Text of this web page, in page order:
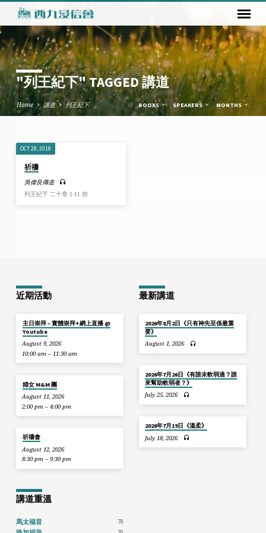
"列王紀下" TAGGED 講道
Home 講道 列王紀下 BOOKS SPEAKERS MONTHS
"列
王
紀
OCT 28, 2018
祈禱
吳偉良傳道
列王紀下 二十章 1-11 節
近期活動
主日崇拜 – 實體崇拜+網上直播 @
Youtube
August 9, 2026
10:00 am – 11:30 am
婦女 M&M 團
August 11, 2026
2:00 pm – 4:00 pm
祈禱會
August 12, 2026
8:30 pm – 9:30 pm
最新講道
2026年8月2日《只有神先至係最重
要》
August 1, 2026
2026年7月26日《有誰未軟弱過？誰
來幫助軟弱者？》
July 25, 2026
2026年7月19日《溫柔》
July 18, 2026
講道重溫
馬太福音 78